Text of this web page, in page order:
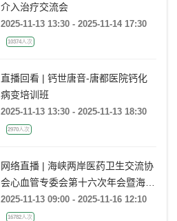
介入治疗交流会
2025-11-13 13:30 - 2025-11-14 17:30
10374人次
直播回看 | 钙世唐音-唐都医院钙化
病变培训班
2025-11-13 13:30 - 2025-11-13 18:30
2970人次
网络直播 | 海峡两岸医药卫生交流协
会心血管专委会第十六次年会暨海峡
心血管病研讨会
2025-11-13 09:00 - 2025-11-16 12:10
16782人次